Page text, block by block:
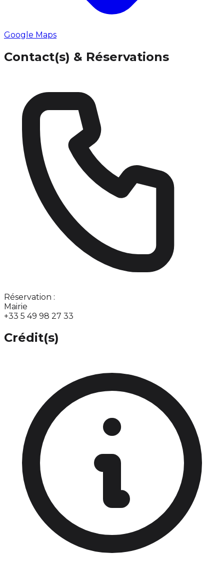
Google Maps
Contact(s) & Réservations
Réservation :
Mairie
+33 5 49 98 27 33
Crédit(s)